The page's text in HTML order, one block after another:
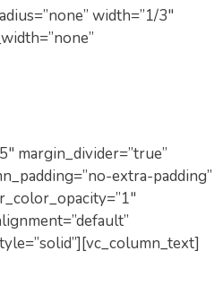
width=”1/3″
margin_divider=”true”
extra-padding”